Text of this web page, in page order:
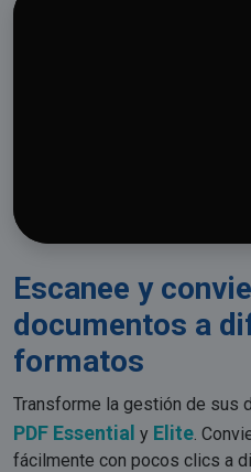
Escanee y
documentos a
formatos
Transforme la gestión de sus
PDF Essential y Elite.
fácilmente con pocos clics a